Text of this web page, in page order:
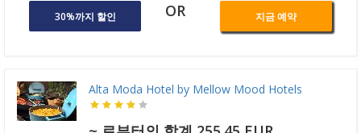
30%까지 할인 OR 지금 예약
Alta Moda Hotel by Mellow Mood Hotels